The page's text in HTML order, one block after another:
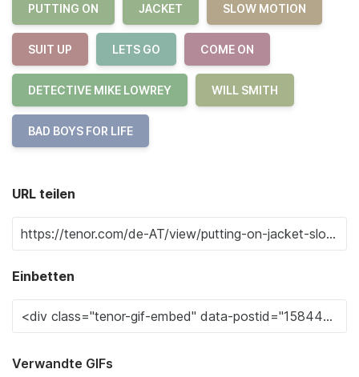
PUTTING ON JACKET SLOW MOTION
SUIT UP LETS GO COME ON
DETECTIVE MIKE LOWREY WILL SMITH
BAD BOYS FOR LIFE
URL teilen
Einbetten
Verwandte GIFs